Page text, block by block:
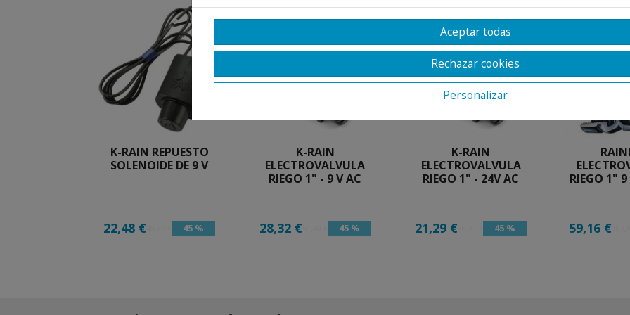
K-RAIN REPUESTO
SOLENOIDE DE 9 V
22,48 € 45 %
K-RAIN
ELECTROVALVULA
RIEGO 1" - 9 V AC
28,32 € 45 %
K-RAIN
ELECTROVALVULA
RIEGO 1" - 24V AC
21,29 € 45 %
RIEGO 1"
59,16 €
Aceptar todas
Rechazar cookies
Personalizar